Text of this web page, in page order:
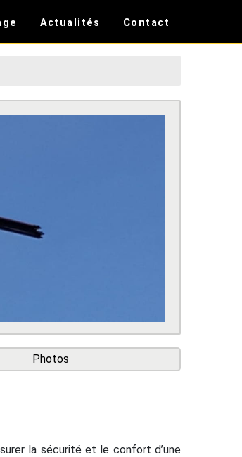
Actualités Contact
Photos
la sécurité et le confort d’une